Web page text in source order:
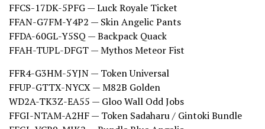
FFCS-17DK-5PFG — Luck Royale Ticket
FFAN-G7FM-Y4P2 — Skin Angelic Pants
FFDA-60GL-Y5SQ — Backpack Quack
FFAH-TUPL-DFGT — Mythos Meteor Fist
FFR4-G3HM-5YJN — Token Universal
FFUP-GTTX-NYCX — M82B Golden
WD2A-TK3Z-EA55 — Gloo Wall Odd Jobs
FFGI-NTAM-A2HF — Token Sadaharu / Gintoki Bundle